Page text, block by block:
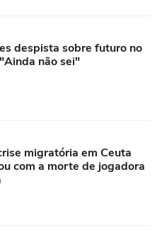
despista sobre futuro no
não sei"
migratória em Ceuta
com a morte de jogadora